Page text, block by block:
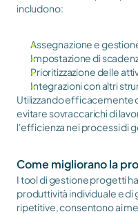
includono:
Assegnazione e
Impostazione di
Prioritizzazione delle
Integrazioni con altri
Utilizzando efficacemente
evitare sovraccarichi di
l'efficienza nei processi di
Come migliorano la
I tool di gestione progetti
produttività individuale e di
ripetitive, consentono ai